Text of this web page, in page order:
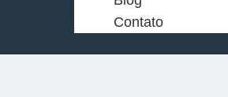
Contato